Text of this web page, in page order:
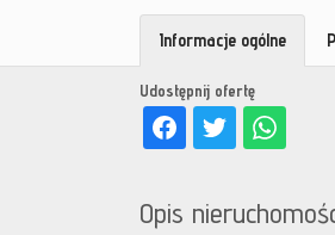
Udostępnij ofertę
Informacje ogólne
Opis